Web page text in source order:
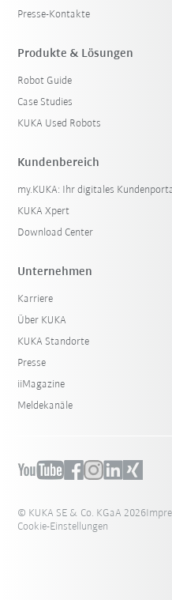
Presse-Kontakte
Produkte & Lösungen
Robot Guide
Case Studies
KUKA Used Robots
Kundenbereich
my.KUKA: Ihr digitales
KUKA Xpert
Download Center
Unternehmen
Karriere
Über KUKA
KUKA Standorte
Presse
iiMagazine
Meldekanäle
© KUKA SE & Co. KGaA 2026
Cookie-Einstellungen